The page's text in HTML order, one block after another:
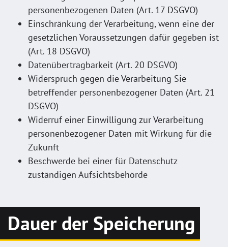
personenbezogenen Daten (Art. 17 DSGVO)
Einschränkung der Verarbeitung, wenn eine der
gesetzlichen Voraussetzungen dafür gegeben ist
(Art. 18 DSGVO)
Datenübertragbarkeit (Art. 20 DSGVO)
Widerspruch gegen die Verarbeitung Sie
betreffender personenbezogener Daten (Art. 21
DSGVO)
Widerruf einer Einwilligung zur Verarbeitung
personenbezogener Daten mit Wirkung für die
Zukunft
Beschwerde bei einer für Datenschutz
zuständigen Aufsichtsbehörde
Dauer der Speicherung